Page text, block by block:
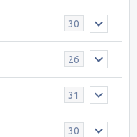
30
26
31
30